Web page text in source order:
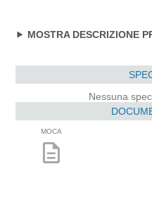
MOSTRA DESCRIZIONE
Nessuna
MOCA
description